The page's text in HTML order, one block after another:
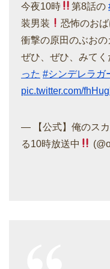
今夜10時 第8話の
装男装
恐怖のお
衝撃の原田のぶおの
ぜひ、ぜひ、みてく
った #シンデレラガ
pic.twitter.com/
— 【公式】俺のス
る10時放送中